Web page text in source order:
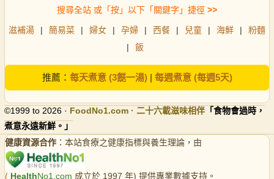
搜尋全站 或「按」以下「關鍵字」捷徑 >>
滋補湯 | 簡易菜 | 婦女 | 孕婦 | 西餐 | 兒童 | 海鮮 |
粉麵
|
飯
推薦： 每天煮意 (3餸一湯)| 每週煮意 (每週5天)
©1999 to 2026 · FoodNo1.com · 二十六載滋味相伴 「食物會過時，
煮意永遠新鮮。」
健康資源合作 ：本站食療之健康指標與養生理論，由
( HealthNo1.com 成立於 1997 年) 提供專業數據支持。